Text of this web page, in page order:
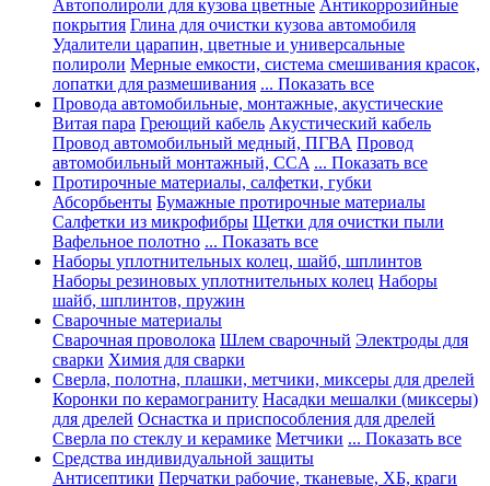
Автополироли для кузова цветные Антикоррозийные
покрытия Глина для очистки кузова автомобиля
Удалители царапин, цветные и универсальные
полироли Мерные емкости, система смешивания красок,
лопатки для размешивания ... Показать все
Провода автомобильные, монтажные, акустические
Витая пара Греющий кабель Акустический кабель
Провод автомобильный медный, ПГВА Провод
автомобильный монтажный, CCA ... Показать все
Протирочные материалы, салфетки, губки
Абсорбьенты Бумажные протирочные материалы
Салфетки из микрофибры Щетки для очистки пыли
Вафельное полотно ... Показать все
Наборы уплотнительных колец, шайб, шплинтов
Наборы резиновых уплотнительных колец Наборы
шайб, шплинтов, пружин
Сварочные материалы
Сварочная проволока Шлем сварочный Электроды для
сварки Химия для сварки
Сверла, полотна, плашки, метчики, миксеры для дрелей
Коронки по керамограниту Насадки мешалки (миксеры)
для дрелей Оснастка и приспособления для дрелей
Сверла по стеклу и керамике Метчики ... Показать все
Средства индивидуальной защиты
Антисептики Перчатки рабочие, тканевые, ХБ, краги